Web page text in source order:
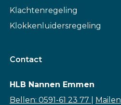
Klachtenregeling
Klokkenluidersregeling
Contact
HLB Nannen Emmen
Bellen: 0591-61 23 77
Mailen